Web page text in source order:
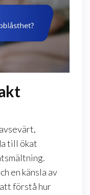
till ökat
en känsla av
förstå hur